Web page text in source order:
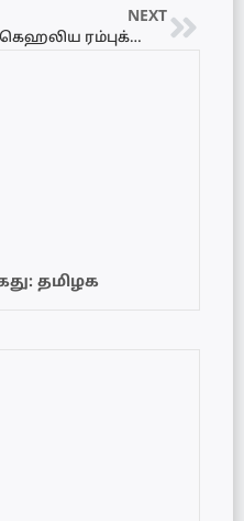
NEXT
கெஹலிய ரம்புக்வெல்ல சுற்றாடல் அமைச்சர் பதவியில் இருந்து இராஜினாமா
தமிழக